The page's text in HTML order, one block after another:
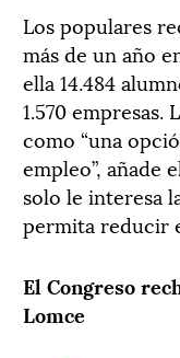
Los populares
más de un año
ella 14.484
1.570 empresas.
como “una
empleo”, añade
solo le interesa
permita reducir
El Congreso
Lomce